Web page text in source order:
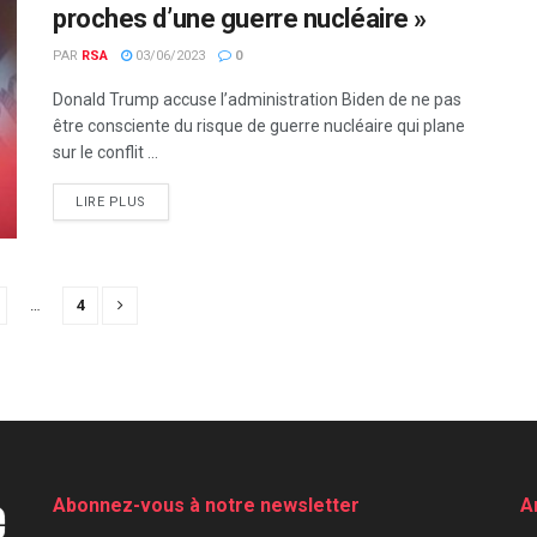
proches d’une guerre nucléaire »
PAR RSA 03/06/2023 0
Donald Trump accuse l’administration Biden de ne pas
être consciente du risque de guerre nucléaire qui plane
sur le conflit ...
LIRE PLUS
4
Abonnez-vous à notre newsletter